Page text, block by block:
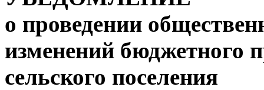
о проведении
изменений бюджетного
сельского поселения